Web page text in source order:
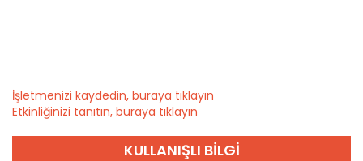
İşletmenizi kaydedin, buraya tıklayın
Etkinliğinizi tanıtın, buraya tıklayın
KULLANIŞLI BILGI